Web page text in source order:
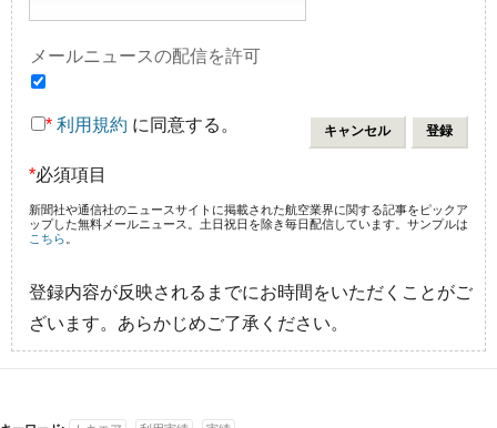
メールニュースの配信を許可
* 利用規約 に同意する。
*必須項目
新聞社や通信社のニュースサイトに掲載された航空業界に関する記事をピックア
ップした無料メールニュース。土日祝日を除き毎日配信しています。サンプルは
こちら
登録内容が反映されるまでにお時間をいただくことがご
ざいます。あらかじめご了承ください。